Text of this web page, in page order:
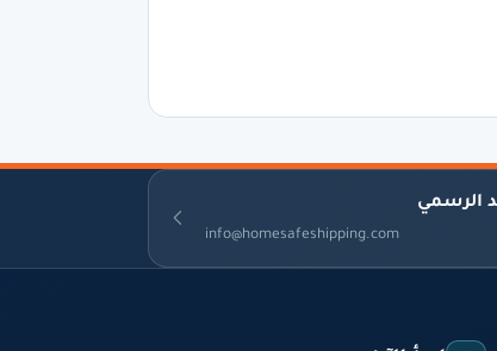
الرسمي
info@homesafeshipping.com